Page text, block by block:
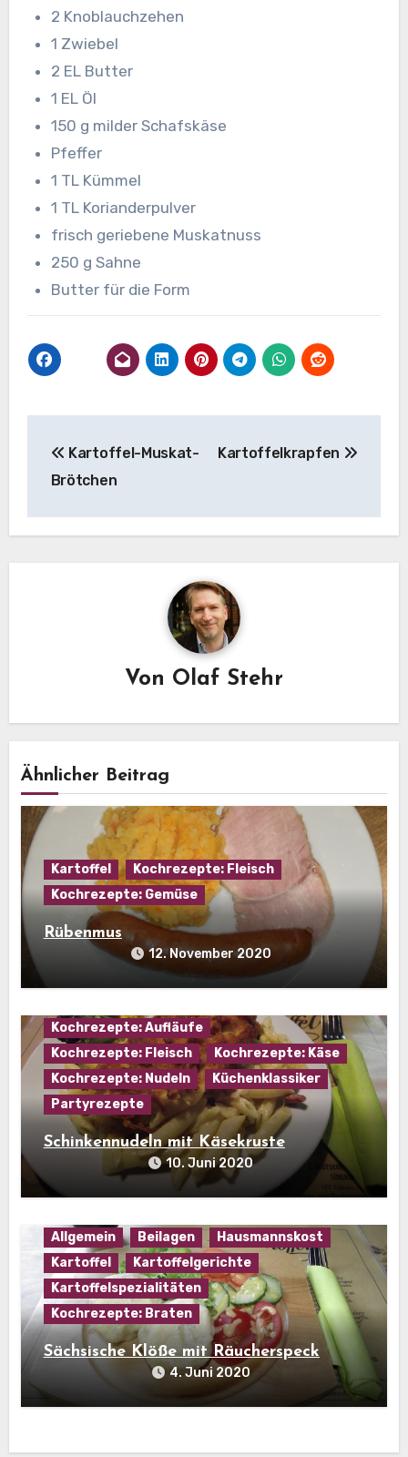
2 Knoblauchzehen
1 Zwiebel
2 EL Butter
1 EL Öl
150 g milder Schafskäse
Pfeffer
1 TL Kümmel
1 TL Korianderpulver
frisch geriebene Muskatnuss
250 g Sahne
Butter für die Form
Kartoffel-Muskat-
Brötchen
Kartoffelkrapfen
Von Olaf Stehr
Ähnlicher Beitrag
Kartoffel
Kochrezepte: Fleisch
Kochrezepte: Gemüse
Rübenmus
12. November 2020
Kochrezepte: Aufläufe
Kochrezepte: Fleisch
Kochrezepte: Käse
Kochrezepte: Nudeln
Küchenklassiker
Partyrezepte
Schinkennudeln mit Käsekruste
10. Juni 2020
Allgemein Beilagen
Hausmannskost
Kartoffel
Kartoffelgerichte
Kartoffelspezialitäten
Kochrezepte: Braten
Sächsische Klöße mit Räucherspeck
4. Juni 2020